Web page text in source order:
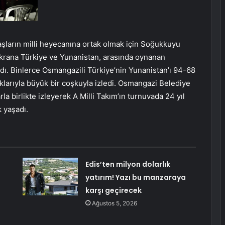
milli heyecanına ortak olmak için Soğukkuyu
Türkiye ve Yunanistan, arasında oynanan
Binlerce Osmangazili Türkiye’nin Yunanistan’ı 94-68
büyük bir coşkuyla izledi. Osmangazi Belediye
birlikte izleyerek A Milli Takım’ın turnuvada 24 yıl
Edis’ten milyon dolarlık
yatırım! Yazı bu manzaraya
karşı geçirecek
Ağustos 5, 2026